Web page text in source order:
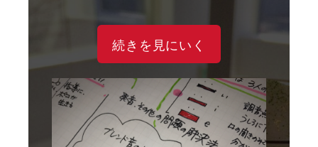
続きを見にいく